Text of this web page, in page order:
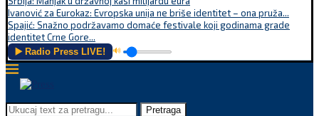
Ivanović za Eurokaz: Evropska unija ne briše identitet – ona pruža...
Spajić: Snažno podržavamo domaće festivale koji godinama grade
identitet Crne Gore...
▶️ Radio Press LIVE! 🔊
Pretraga